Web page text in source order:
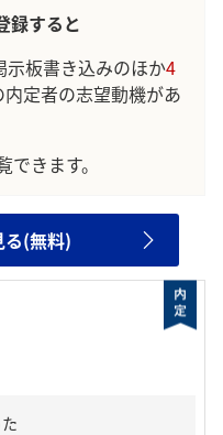
録すると
示板書き込みのほか4
内定者の志望動機があ
できます。
(無料)